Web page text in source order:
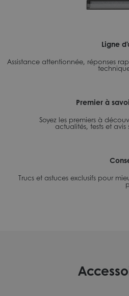
Ligne
Assistance attentionnée, réponses
Premier à
Soyez les premiers à
actualités, tests et avis
Trucs et astuces exclusifs pour